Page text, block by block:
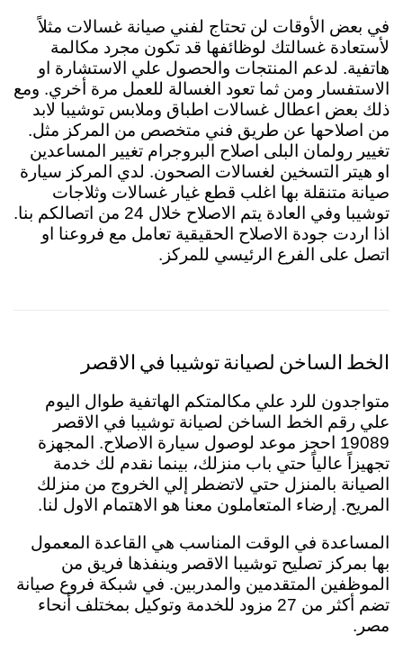
في بعض الأوقات لن تحتاج لفني صيانة غسالات مثلاً
لأستعادة غسالتك لوظائفها قد تكون مجرد مكالمة
هاتفية. لدعم المنتجات والحصول علي الاستشارة او
الاستفسار ومن ثما تعود الغسالة للعمل مرة أخري. ومع
ذلك بعض اعطال غسالات اطباق وملابس توشيبا لابد
من اصلاحها عن طريق فني متخصص من المركز مثل.
تغيير رولمان البلى اصلاح البروجرام تغيير المساعدين
او هيتر التسخين لغسالات الصحون. لدي المركز سيارة
صيانة متنقلة بها اغلب قطع غيار غسالات وثلاجات
توشيبا وفي العادة يتم الاصلاح خلال 24 من اتصالكم بنا.
اذا اردت جودة الاصلاح الحقيقية تعامل مع فروعنا او
اتصل على الفرع الرئيسي للمركز.
الخط الساخن لصيانة توشيبا في الاقصر
متواجدون للرد علي مكالمتكم الهاتفية طوال اليوم
علي رقم الخط الساخن لصيانة توشيبا في الاقصر
19089 احجز موعد لوصول سيارة الاصلاح. المجهزة
تجهيزاً عالياً حتي باب منزلك، بينما نقدم لك خدمة
الصيانة بالمنزل حتي لاتضطر إلي الخروج من منزلك
المريح. إرضاء المتعاملون معنا هو الاهتمام الاول لنا.
المساعدة في الوقت المناسب هي القاعدة المعمول
بها بمركز تصليح توشيبا الاقصر وينفذها فريق من
الموظفين المتقدمين والمدربين. في شبكة فروع صيانة
تضم أكثر من 27 مزود للخدمة وتوكيل بمختلف أنحاء
مصر.